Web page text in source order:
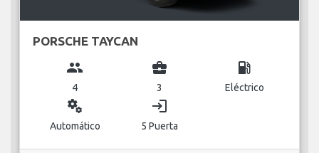
PORSCHE TAYCAN
group
4
business_center
3
local_gas_station
Eléctrico
miscellaneous_services
Automático
login
5 Puerta